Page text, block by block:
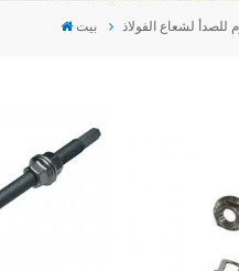
بيت للصدأ لشعاع الفولاذ